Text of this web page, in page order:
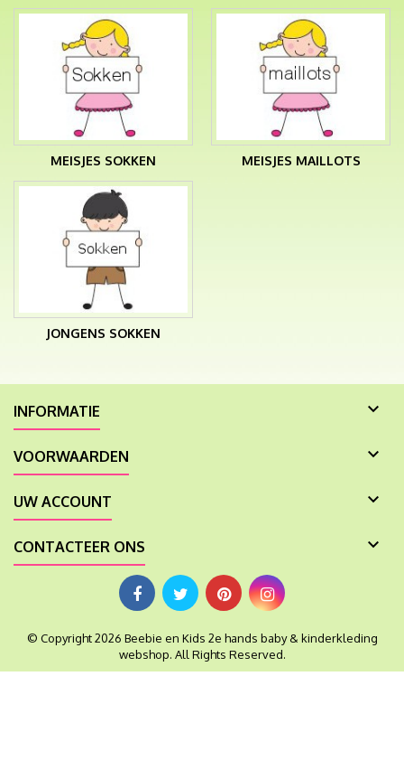
MEISJES SOKKEN MEISJES MAILLOTS
JONGENS SOKKEN
INFORMATIE 
VOORWAARDEN 
UW ACCOUNT 
CONTACTEER ONS 
© Copyright 2026 Beebie en Kids 2e hands baby & kinderkleding
webshop. All Rights Reserved.